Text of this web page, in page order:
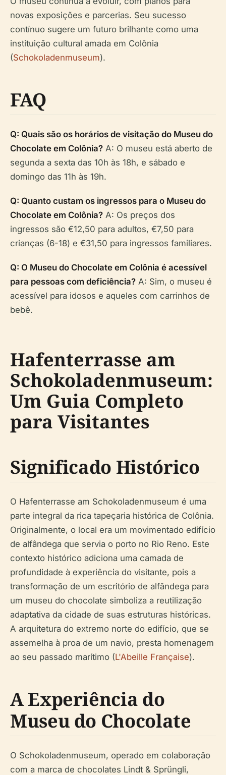
novas exposições e parcerias. Seu sucesso
contínuo sugere um futuro brilhante como uma
instituição cultural amada em Colônia
(Schokoladenmuseum).
FAQ
Q: Quais são os horários de visitação do Museu do
Chocolate em Colônia? A: O museu está aberto de
segunda a sexta das 10h às 18h, e sábado e
domingo das 11h às 19h.
Q: Quanto custam os ingressos para o Museu do
Chocolate em Colônia? A: Os preços dos
ingressos são €12,50 para adultos, €7,50 para
crianças (6-18) e €31,50 para ingressos familiares.
Q: O Museu do Chocolate em Colônia é acessível
para pessoas com deficiência? A: Sim, o museu é
acessível para idosos e aqueles com carrinhos de
bebê.
Hafenterrasse am
Schokoladenmuseum:
Um Guia Completo
para Visitantes
Significado Histórico
O Hafenterrasse am Schokoladenmuseum é uma
parte integral da rica tapeçaria histórica de Colônia.
Originalmente, o local era um movimentado edifício
de alfândega que servia o porto no Rio Reno. Este
contexto histórico adiciona uma camada de
profundidade à experiência do visitante, pois a
transformação de um escritório de alfândega para
um museu do chocolate simboliza a reutilização
adaptativa da cidade de suas estruturas históricas.
A arquitetura do extremo norte do edifício, que se
assemelha à proa de um navio, presta homenagem
ao seu passado marítimo (L'Abeille Française).
A Experiência do
Museu do Chocolate
O Schokoladenmuseum, operado em colaboração
com a marca de chocolates Lindt & Sprüngli,